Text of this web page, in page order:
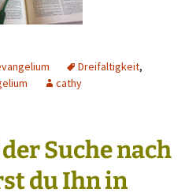
Dreifaltigkeit,
cathy
Suche nach
du Ihn in